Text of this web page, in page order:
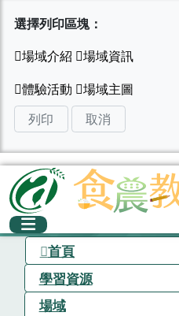
選擇列印區塊：
列印 取消
首頁
學習資源
場域